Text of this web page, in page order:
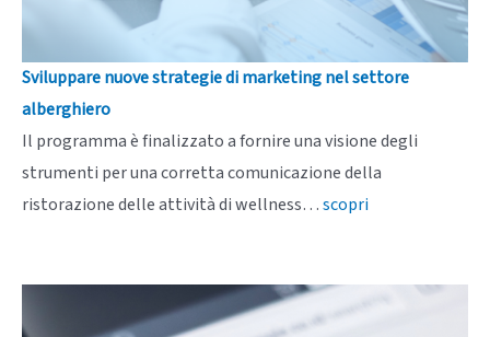
Sviluppare nuove strategie di marketing nel settore
alberghiero
Il programma è finalizzato a fornire una visione degli
strumenti per una corretta comunicazione della
ristorazione delle attività di wellness…scopri